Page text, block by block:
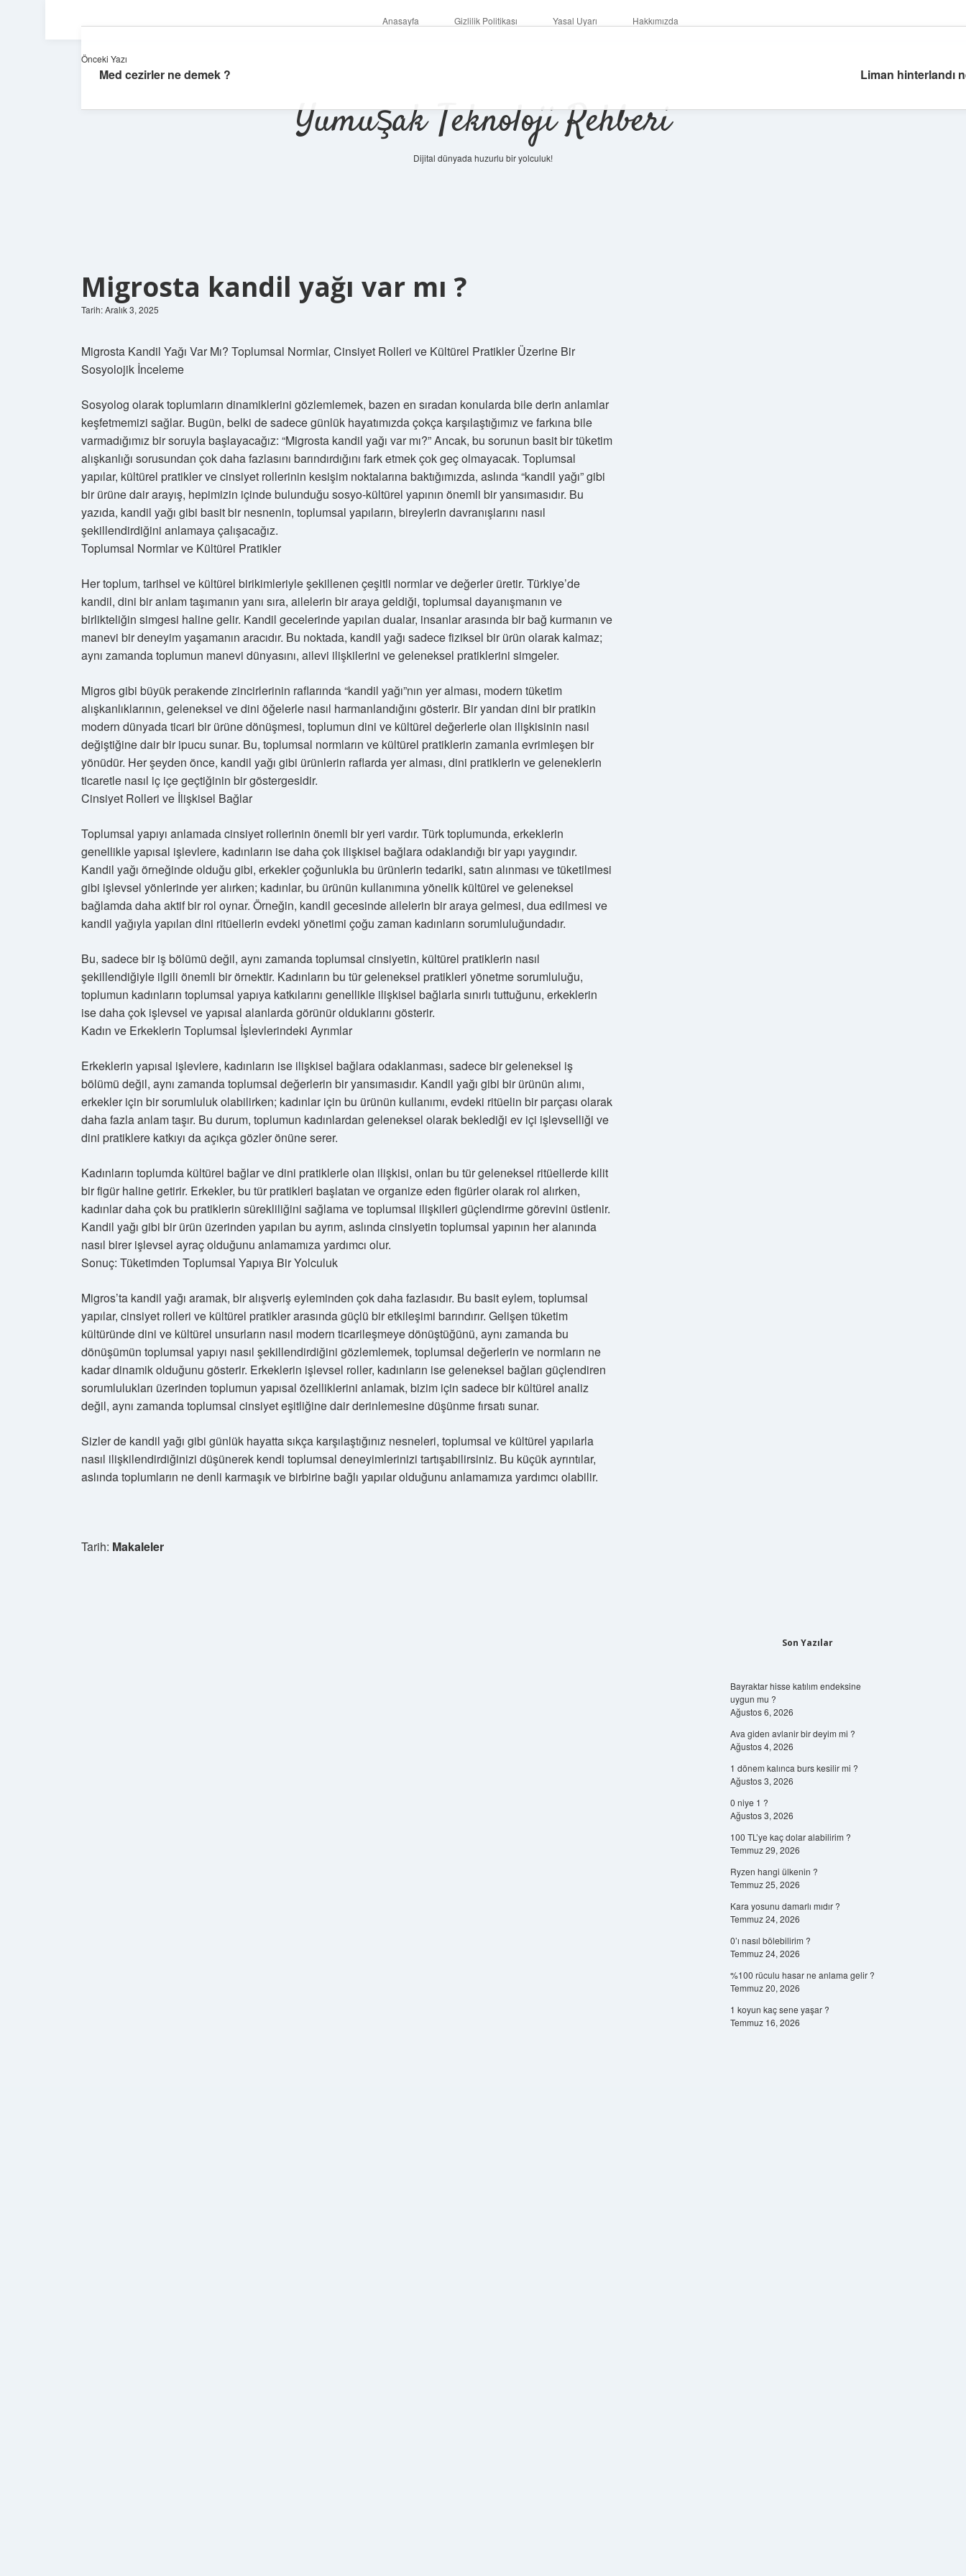
Anasayfa Gizlilik Politikası Yasal Uyarı Hakkımızda
Yumuşak Teknoloji Rehberi
Dijital dünyada huzurlu bir yolculuk!
Migrosta kandil yağı var mı ?
Tarih: Aralık 3, 2025
Migrosta Kandil Yağı Var Mı? Toplumsal Normlar, Cinsiyet Rolleri ve Kültürel Pratikler Üzerine Bir
Sosyolojik İnceleme
Sosyolog olarak toplumların dinamiklerini gözlemlemek, bazen en sıradan konularda bile derin anlamlar
keşfetmemizi sağlar. Bugün, belki de sadece günlük hayatımızda çokça karşılaştığımız ve farkına bile
varmadığımız bir soruyla başlayacağız: “Migrosta kandil yağı var mı?” Ancak, bu sorunun basit bir tüketim
alışkanlığı sorusundan çok daha fazlasını barındırdığını fark etmek çok geç olmayacak. Toplumsal
yapılar, kültürel pratikler ve cinsiyet rollerinin kesişim noktalarına baktığımızda, aslında “kandil yağı” gibi
bir ürüne dair arayış, hepimizin içinde bulunduğu sosyo-kültürel yapının önemli bir yansımasıdır. Bu
yazıda, kandil yağı gibi basit bir nesnenin, toplumsal yapıların, bireylerin davranışlarını nasıl
şekillendirdiğini anlamaya çalışacağız.
Toplumsal Normlar ve Kültürel Pratikler
Her toplum, tarihsel ve kültürel birikimleriyle şekillenen çeşitli normlar ve değerler üretir. Türkiye’de
kandil, dini bir anlam taşımanın yanı sıra, ailelerin bir araya geldiği, toplumsal dayanışmanın ve
birlikteliğin simgesi haline gelir. Kandil gecelerinde yapılan dualar, insanlar arasında bir bağ kurmanın ve
manevi bir deneyim yaşamanın aracıdır. Bu noktada, kandil yağı sadece fiziksel bir ürün olarak kalmaz;
aynı zamanda toplumun manevi dünyasını, ailevi ilişkilerini ve geleneksel pratiklerini simgeler.
Migros gibi büyük perakende zincirlerinin raflarında “kandil yağı”nın yer alması, modern tüketim
alışkanlıklarının, geleneksel ve dini öğelerle nasıl harmanlandığını gösterir. Bir yandan dini bir pratikin
modern dünyada ticari bir ürüne dönüşmesi, toplumun dini ve kültürel değerlerle olan ilişkisinin nasıl
değiştiğine dair bir ipucu sunar. Bu, toplumsal normların ve kültürel pratiklerin zamanla evrimleşen bir
yönüdür. Her şeyden önce, kandil yağı gibi ürünlerin raflarda yer alması, dini pratiklerin ve geleneklerin
ticaretle nasıl iç içe geçtiğinin bir göstergesidir.
Cinsiyet Rolleri ve İlişkisel Bağlar
Toplumsal yapıyı anlamada cinsiyet rollerinin önemli bir yeri vardır. Türk toplumunda, erkeklerin
genellikle yapısal işlevlere, kadınların ise daha çok ilişkisel bağlara odaklandığı bir yapı yaygındır.
Kandil yağı örneğinde olduğu gibi, erkekler çoğunlukla bu ürünlerin tedariki, satın alınması ve tüketilmesi
gibi işlevsel yönlerinde yer alırken; kadınlar, bu ürünün kullanımına yönelik kültürel ve geleneksel
bağlamda daha aktif bir rol oynar. Örneğin, kandil gecesinde ailelerin bir araya gelmesi, dua edilmesi ve
kandil yağıyla yapılan dini ritüellerin evdeki yönetimi çoğu zaman kadınların sorumluluğundadır.
Bu, sadece bir iş bölümü değil, aynı zamanda toplumsal cinsiyetin, kültürel pratiklerin nasıl
şekillendiğiyle ilgili önemli bir örnektir. Kadınların bu tür geleneksel pratikleri yönetme sorumluluğu,
toplumun kadınların toplumsal yapıya katkılarını genellikle ilişkisel bağlarla sınırlı tuttuğunu, erkeklerin
ise daha çok işlevsel ve yapısal alanlarda görünür olduklarını gösterir.
Kadın ve Erkeklerin Toplumsal İşlevlerindeki Ayrımlar
Erkeklerin yapısal işlevlere, kadınların ise ilişkisel bağlara odaklanması, sadece bir geleneksel iş
bölümü değil, aynı zamanda toplumsal değerlerin bir yansımasıdır. Kandil yağı gibi bir ürünün alımı,
erkekler için bir sorumluluk olabilirken; kadınlar için bu ürünün kullanımı, evdeki ritüelin bir parçası olarak
daha fazla anlam taşır. Bu durum, toplumun kadınlardan geleneksel olarak beklediği ev içi işlevselliği ve
dini pratiklere katkıyı da açıkça gözler önüne serer.
Kadınların toplumda kültürel bağlar ve dini pratiklerle olan ilişkisi, onları bu tür geleneksel ritüellerde kilit
bir figür haline getirir. Erkekler, bu tür pratikleri başlatan ve organize eden figürler olarak rol alırken,
kadınlar daha çok bu pratiklerin sürekliliğini sağlama ve toplumsal ilişkileri güçlendirme görevini üstlenir.
Kandil yağı gibi bir ürün üzerinden yapılan bu ayrım, aslında cinsiyetin toplumsal yapının her alanında
nasıl birer işlevsel ayraç olduğunu anlamamıza yardımcı olur.
Sonuç: Tüketimden Toplumsal Yapıya Bir Yolculuk
Migros’ta kandil yağı aramak, bir alışveriş eyleminden çok daha fazlasıdır. Bu basit eylem, toplumsal
yapılar, cinsiyet rolleri ve kültürel pratikler arasında güçlü bir etkileşimi barındırır. Gelişen tüketim
kültüründe dini ve kültürel unsurların nasıl modern ticarileşmeye dönüştüğünü, aynı zamanda bu
dönüşümün toplumsal yapıyı nasıl şekillendirdiğini gözlemlemek, toplumsal değerlerin ve normların ne
kadar dinamik olduğunu gösterir. Erkeklerin işlevsel roller, kadınların ise geleneksel bağları güçlendiren
sorumlulukları üzerinden toplumun yapısal özelliklerini anlamak, bizim için sadece bir kültürel analiz
değil, aynı zamanda toplumsal cinsiyet eşitliğine dair derinlemesine düşünme fırsatı sunar.
Sizler de kandil yağı gibi günlük hayatta sıkça karşılaştığınız nesneleri, toplumsal ve kültürel yapılarla
nasıl ilişkilendirdiğinizi düşünerek kendi toplumsal deneyimlerinizi tartışabilirsiniz. Bu küçük ayrıntılar,
aslında toplumların ne denli karmaşık ve birbirine bağlı yapılar olduğunu anlamamıza yardımcı olabilir.
Tarih: Makaleler
Önceki Yazı
Med cezirler ne demek ? Liman hinterlandı
Son Yazılar
Bayraktar hisse katılım endeksine
uygun mu ?
Ağustos 6, 2026
Ava giden avlanir bir deyim mi ?
Ağustos 4, 2026
1 dönem kalınca burs kesilir mi ?
Ağustos 3, 2026
0 niye 1 ?
Ağustos 3, 2026
100 TL’ye kaç dolar alabilirim ?
Temmuz 29, 2026
Ryzen hangi ülkenin ?
Temmuz 25, 2026
Kara yosunu damarlı mıdır ?
Temmuz 24, 2026
0’ı nasıl bölebilirim ?
Temmuz 24, 2026
%100 rüculu hasar ne anlama gelir ?
Temmuz 20, 2026
1 koyun kaç sene yaşar ?
Temmuz 16, 2026